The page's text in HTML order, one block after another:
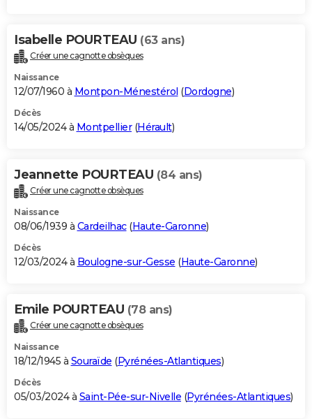
Isabelle POURTEAU (63 ans)
Créer une cagnotte obsèques
Naissance
12/07/1960 à Montpon-Ménestérol (Dordogne)
Décès
14/05/2024 à Montpellier(Hérault)
Jeannette POURTEAU (84 ans)
Créer une cagnotte obsèques
Naissance
08/06/1939 à Cardeilhac(Haute-Garonne)
Décès
12/03/2024 à Boulogne-sur-Gesse (Haute-Garonne)
Emile POURTEAU (78 ans)
Créer une cagnotte obsèques
Naissance
18/12/1945 à Souraïde (Pyrénées-Atlantiques)
Décès
05/03/2024 à Saint-Pée-sur-Nivelle (Pyrénées-Atlantiques)